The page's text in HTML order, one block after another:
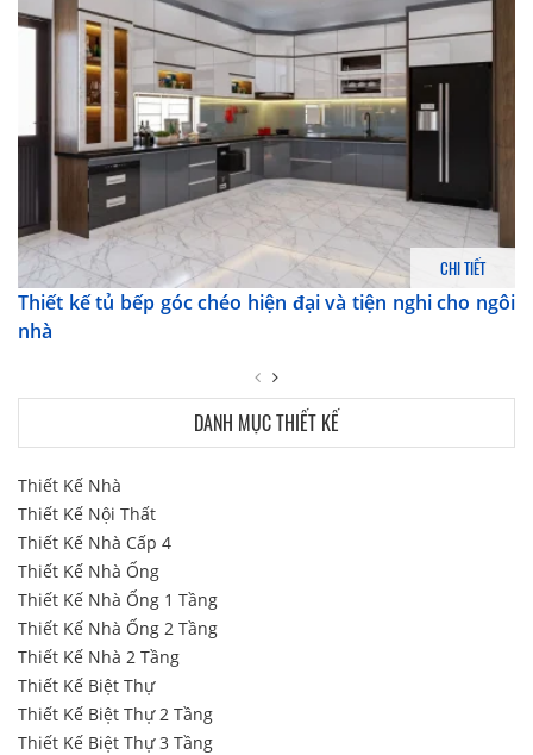
CHI TIẾT
Thiết kế tủ bếp góc chéo hiện đại và tiện nghi cho ngôi
nhà
DANH MỤC THIẾT KẾ
Thiết Kế Nhà
Thiết Kế Nội Thất
Thiết Kế Nhà Cấp 4
Thiết Kế Nhà Ống
Thiết Kế Nhà Ống 1 Tầng
Thiết Kế Nhà Ống 2 Tầng
Thiết Kế Nhà 2 Tầng
Thiết Kế Biệt Thự
Thiết Kế Biệt Thự 2 Tầng
Thiết Kế Biệt Thự 3 Tầng